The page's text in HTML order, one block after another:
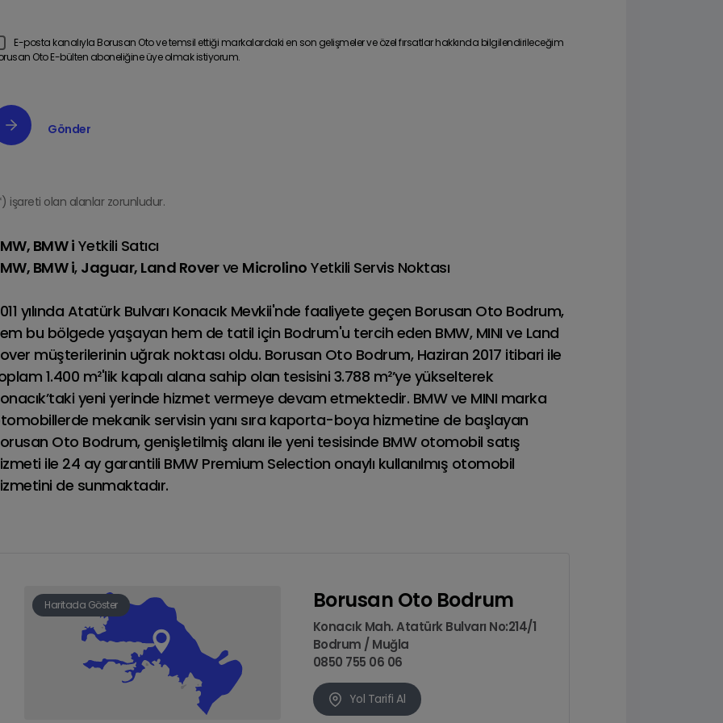
Tüm DEFENDER
DEFENDER
Rover Velar
Benzinli • Dizel
Range Rover Evoque
Benzinli • PHEV
Range Rover Sport
RANGE ROVER
Fiyat Listesi
E-posta kanalıyla Borusan Oto ve temsil ettiği markalardaki en son gelişmeler ve özel fırsatlar hakkında bilgilendirileceğim
Oto E-bülten aboneliğine üye olmak istiyorum.
işareti olan alanlar zorunludur.
BMW iYetkili Satıcı
BMW i, Jaguar, Land Roverve Microlino Yetkili Servis Noktası
yılında Atatürk Bulvarı Konacık Mevkii'nde faaliyete geçen Borusan Oto Bodrum,
bu bölgede yaşayan hem de tatil için Bodrum'u tercih eden BMW, MINI ve Land
müşterilerinin uğrak noktası oldu. Borusan Oto Bodrum, Haziran 2017 itibari ile
1.400 m²'lik kapalı alana sahip olan tesisini 3.788 m²’ye yükselterek
yeni yerinde hizmet vermeye devam etmektedir. BMW ve MINI marka
mekanik servisin yanı sıra kaporta-boya hizmetine de başlayan
Oto Bodrum, genişletilmiş alanı ile yeni tesisinde BMW otomobil satış
ile 24 ay garantili BMW Premium Selection onaylı kullanılmış otomobil
de sunmaktadır.
Haritada Göster Borusan Oto Bodrum
Konacık Mah. Atatürk Bulvarı No:214/1
Bodrum / Muğla
0850 755 06 06
Yol Tarifi Al